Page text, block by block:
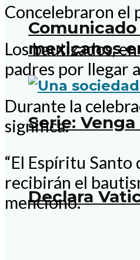
mexicanos
Serie:
Declara
Concelebraron el
Los bautizados,
padres por llegar
Durante la
significa.
“El Espíritu Santo
recibirán el
mencionó.